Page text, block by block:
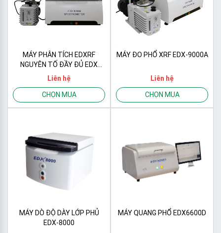
MÁY PHÂN TÍCH EDXRF
NGUYÊN TỐ ĐẦY ĐỦ EDX
8800D
Liên hệ
CHỌN MUA
MÁY ĐO PHỔ XRF EDX-9000A
Liên hệ
CHỌN MUA
MÁY DÒ ĐỘ DÀY LỚP PHỦ
EDX-8000
MÁY QUANG PHỔ EDX6600D